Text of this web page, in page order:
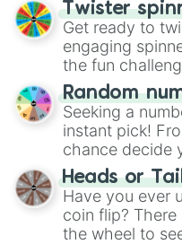
Twister
Get ready to
engaging
the fun
Wheel",
this classic
Random
Seeking a
instant pick!
chance decide
choose your
the wheel.
Heads or
Have you ever
coin flip? There
the wheel to